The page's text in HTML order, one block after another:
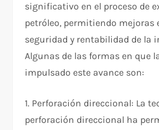
significativo en el proceso de
petróleo, permitiendo mejoras
seguridad y rentabilidad de la
Algunas de las formas en que
impulsado este avance son:
1. Perforación direccional: La
perforación direccional ha